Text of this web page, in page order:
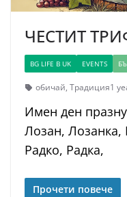
ЧЕСТИТ
BG LIFE В UK EVENTS
обичай, Традиция1
Имен ден
Лозан, Лозанка,
Радко, Радка,
Прочети повече